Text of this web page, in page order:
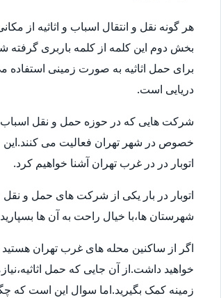
هر گونه نقل و انتقال اسباب و اثاثیه از
بخش دوم این کلمه از کلمه باربری گرفته
برای حمل اثاثیه به صورت زمینی استفاده
دریایی است.
شرکت هایی که در حوزه حمل و نقل اسباب و
خصوص در شهر تهران فعالیت می کنند.این
اتوبار در در غرب تهران آشنا خواهیم کرد.
اتوبار در بار یکی از شرکت های حمل و
شهرستان ها،با خیال راحت به آن ها
اگر از ساکنین محله های غرب تهران هستید و
خواهید داشت.از آن جایی که حمل
زمینه کمک بگیرید.اما سوال این است که